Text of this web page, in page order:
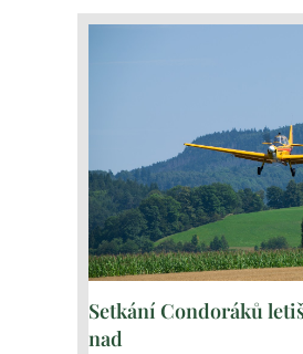
Setkání Condoráků
nad